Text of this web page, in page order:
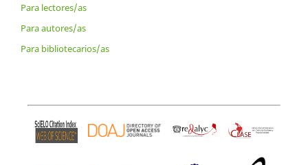
Para lectores/as
Para autores/as
Para bibliotecarios/as